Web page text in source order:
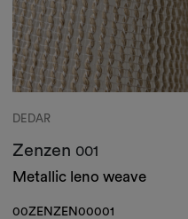
DEDAR
Zenzen 001
Metallic leno weave
00ZENZEN00001